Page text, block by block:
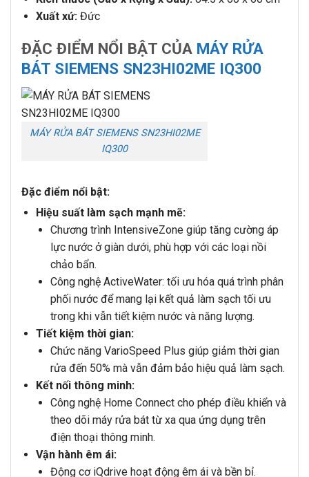
Xuất xứ:Đức
ĐẶC ĐIỂM NỔI BẬT CỦA MÁY RỬA
BÁT SIEMENS SN23HI02ME IQ300
MÁY RỬA BÁT SIEMENS SN23HI02ME
IQ300
Đặc điểm nổi bật:
Hiệu suất làm sạch mạnh mẽ:
Chương trình IntensiveZone giúp tăng cường áp
lực nước ở giàn dưới, phù hợp với các loại nồi
chảo bẩn.
Công nghệ ActiveWater: tối ưu hóa quá trình phân
phối nước để mang lại kết quả làm sạch tối ưu
trong khi vẫn tiết kiệm nước và năng lượng.
Tiết kiệm thời gian:
Chức năng VarioSpeed Plus giúp giảm thời gian
rửa đến 50% mà vẫn đảm bảo hiệu quả làm sạch.
Kết nối thông minh:
Công nghệ Home Connect cho phép điều khiển và
theo dõi máy rửa bát từ xa qua ứng dụng trên
điện thoại thông minh.
Vận hành êm ái:
Động cơ iQdrive hoạt động êm ái và bền bỉ.